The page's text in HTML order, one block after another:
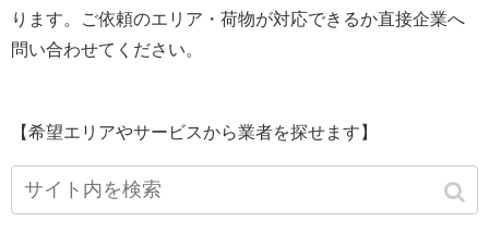
ります。ご依頼のエリア・荷物が対応できるか直接企業へ
問い合わせてください。
【希望エリアやサービスから業者を探せます】